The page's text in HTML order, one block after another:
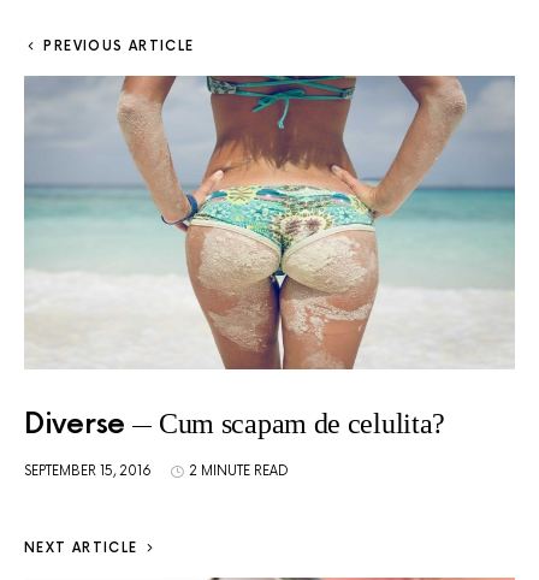
PREVIOUS ARTICLE
Diverse Cum scapam de celulita?
SEPTEMBER 15, 2016 2 MINUTE READ
NEXT ARTICLE